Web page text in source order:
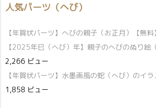
人気パーツ（へび）
【年賀状パーツ】へびの親子（お正月）【無料】
【2025年巳（へび）年】親子のへびのぬり絵
2,266 ビュー
【年賀状パーツ】水墨画風の蛇（へび）のイラ
1,858 ビュー